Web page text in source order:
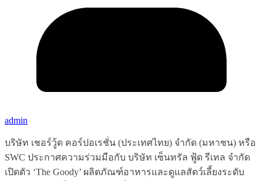
admin
บริษัท เชอร์วู้ด คอร์ปอเรชั่น (ประเทศไทย) จำกัด (มหาชน) หรือ
SWC ประกาศความร่วมมือกับ บริษัท เซ็นทรัล ฟู้ด รีเทล จำกัด
เปิดตัว ‘The Goody’ ผลิตภัณฑ์อาหารและดูแลสัตว์เลี้ยงระดับ